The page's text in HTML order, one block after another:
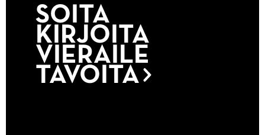
SOITA
KIRJOITA
VIERAILE
TAVOITA